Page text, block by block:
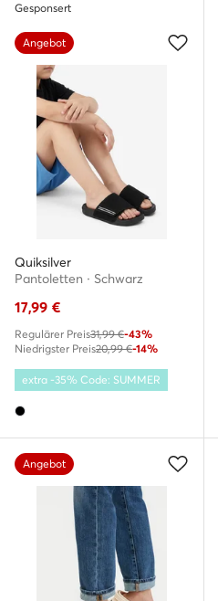
Gesponsert
Angebot
Quiksilver
Pantoletten · Schwarz
17,99 €
Regulärer Preis31,99 €-43%
Niedrigster Preis20,99 €-14%
extra -35% Code: SUMMER
Angebot